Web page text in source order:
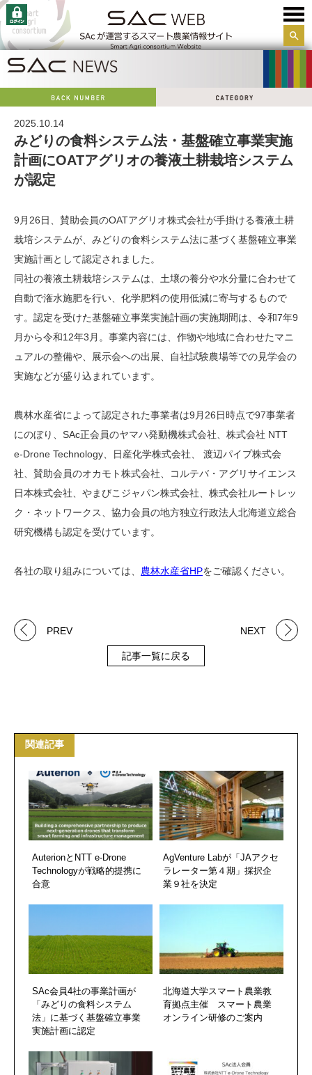
サイ
2025.10.14
みどりの食料システム法・基盤確立事業実施
計画にOATアグリオの養液土耕栽培システム
が認定
9月26日、賛助会員のOATアグリオ株式会社が手掛ける養液土耕
栽培システムが、みどりの食料システム法に基づく基盤確立事業
実施計画として認定されました。
同社の養液土耕栽培システムは、土壌の養分や水分量に合わせて
自動で潅水施肥を行い、化学肥料の使用低減に寄与するもので
す。認定を受けた基盤確立事業実施計画の実施期間は、令和7年9
月から令和12年3月。事業内容には、作物や地域に合わせたマニ
ュアルの整備や、展示会への出展、自社試験農場等での見学会の
実施などが盛り込まれています。
農林水産省によって認定された事業者は9月26日時点で97事業者
にのぼり、SAc正会員のヤマハ発動機株式会社、株式会社 NTT
e-Drone Technology、日産化学株式会社、 渡辺パイプ株式会
社、賛助会員のオカモト株式会社、コルテバ・アグリサイエンス
日本株式会社、やまびこジャパン株式会社、株式会社ルートレッ
ク・ネットワークス、協力会員の地方独立行政法人北海道立総合
研究機構も認定を受けています。
各社の取り組みについては、 農林水産省HPをご確認ください。
PREV
記事一覧に戻る
NEXT
関連記事
AuterionとNTT e-Drone
Technologyが戦略的提携に
合意
AgVenture Labが「JAアクセ
ラレーター第４期」採択企
業９社を決定
SAc会員4社の事業計画が
「みどりの食料システム
法」に基づく基盤確立事業
実施計画に認定
北海道大学スマート農業教
育拠点主催 スマート農業
オンライン研修のご案内